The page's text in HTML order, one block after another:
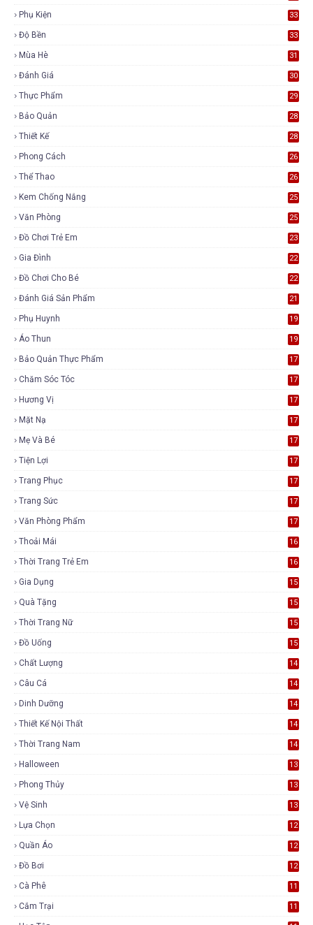
Phụ Kiện 33
Độ Bền 33
Mùa Hè 31
Đánh Giá 30
Thực Phẩm 29
Bảo Quản 28
Thiết Kế 28
Phong Cách 26
Thể Thao 26
Kem Chống Nắng 25
Văn Phòng 25
Đồ Chơi Trẻ Em 23
Gia Đình 22
Đồ Chơi Cho Bé 22
Đánh Giá Sản Phẩm 21
Phụ Huynh 19
Áo Thun 19
Bảo Quản Thực Phẩm 17
Chăm Sóc Tóc 17
Hương Vị 17
Mặt Nạ 17
Mẹ Và Bé 17
Tiện Lợi 17
Trang Phục 17
Trang Sức 17
Văn Phòng Phẩm 17
Thoải Mái 16
Thời Trang Trẻ Em 16
Gia Dụng 15
Quà Tặng 15
Thời Trang Nữ 15
Đồ Uống 15
Chất Lượng 14
Câu Cá 14
Dinh Dưỡng 14
Thiết Kế Nội Thất 14
Thời Trang Nam 14
Halloween 13
Phong Thủy 13
Vệ Sinh 13
Lựa Chọn 12
Quần Áo 12
Đồ Bơi 12
Cà Phê 11
Cắm Trại 11